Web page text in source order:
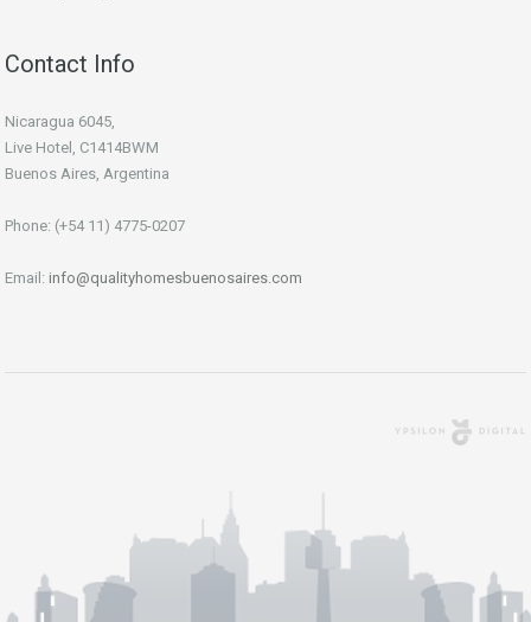
Contact Info
Nicaragua 6045,
Live Hotel, C1414BWM
Buenos Aires, Argentina
Phone: (+54 11) 4775-0207
Email: info@qualityhomesbuenosaires.com